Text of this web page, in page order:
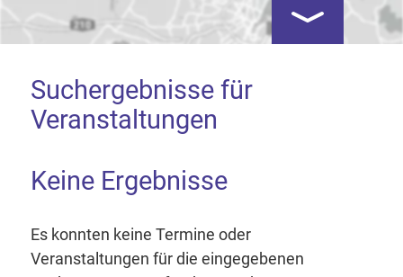
Google Map laden
Mit dem Laden der Karte akzeptieren Sie, dass die
Inhalten Cookies auf Ihrem Gerät setzt, z.B. zwecks
Kartenansicht
Suchergebnisse für
Veranstaltungen
Keine Ergebnisse
Es konnten keine Termine oder
Veranstaltungen für die eingegebenen